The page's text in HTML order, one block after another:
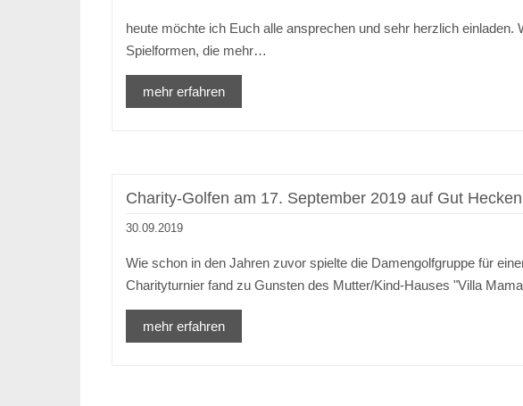
heute möchte ich Euch alle ansprechen und sehr herzlich
Spielformen, die mehr…
mehr erfahren
Charity-Golfen am 17. September 2019 auf Gut
30.09.2019
Wie schon in den Jahren zuvor spielte die Damengolfgruppe für
Charityturnier fand zu Gunsten des Mutter/Kind-Hauses "Villa
mehr erfahren